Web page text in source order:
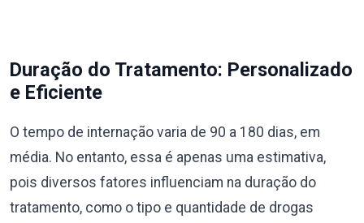
Duração do Tratamento: Personalizado
e Eficiente
O tempo de internação varia de 90 a 180 dias, em
média. No entanto, essa é apenas uma estimativa,
pois diversos fatores influenciam na duração do
tratamento, como o tipo e quantidade de drogas